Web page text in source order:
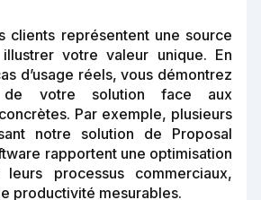
clients représentent une source
votre valeur unique. En
d’usage réels, vous démontrez
de votre solution face aux
Par exemple, plusieurs
notre solution de Proposal
rapportent une optimisation
processus commerciaux,
productivité mesurables.